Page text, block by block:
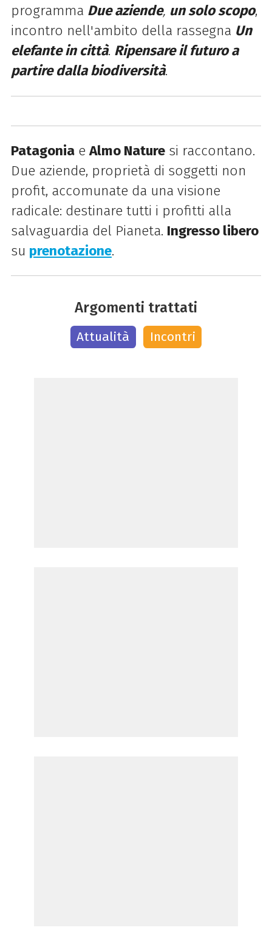
programma Due aziende, un solo scopo,
incontro nell'ambito della rassegna Un
elefante in città. Ripensare il futuro a
partire dalla biodiversità.
PatagoniaeAlmo Naturesi raccontano.
Due aziende, proprietà di soggetti non
profit, accomunate da una visione
radicale: destinare tutti i profitti alla
salvaguardia del Pianeta. Ingresso libero
su prenotazione.
Argomenti trattati
Attualità Incontri